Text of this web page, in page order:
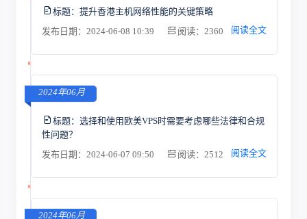
标题： 提升香港主机网络性能的关键策略
发布日期：2024-06-08 10:39
阅读：2360 阅读全文
2024年06月
标题： 选择和使用欧美VPS时需要考虑哪些法律和合规
性问题？
发布日期：2024-06-07 09:50
阅读：2512 阅读全文
2024年06月